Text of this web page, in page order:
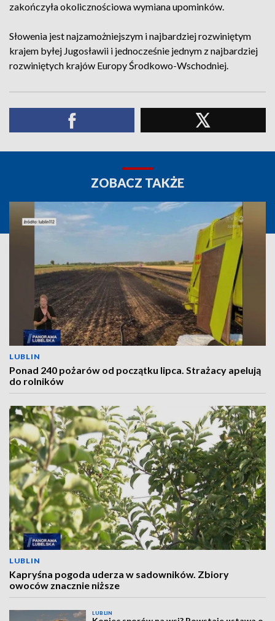
zakończyła okolicznościowa wymiana upominków.
Słowenia jest najzamożniejszym i najbardziej rozwiniętym
krajem byłej Jugosławii i jednocześnie jednym z najbardziej
rozwiniętych krajów Europy Środkowo-Wschodniej.
ZOBACZ TAKŻE
LUBLIN
Ponad 240 pożarów od początku lipca. Strażacy apelują
do rolników
LUBLIN
Kapryśna pogoda uderza w sadowników. Zbiory
owoców znacznie niższe
LUBLIN